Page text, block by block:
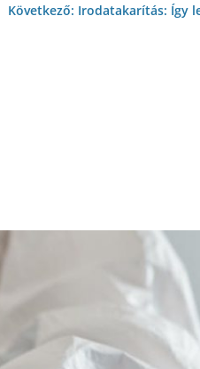
Következő: Irodatakarítás: Így